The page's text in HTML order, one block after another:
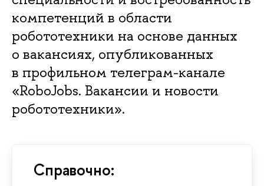
компетенций в области
робототехники на основе данных
о вакансиях, опубликованных
в профильном телеграм-канале
«RoboJobs. Вакансии и новости
робототехники».
Справочно: